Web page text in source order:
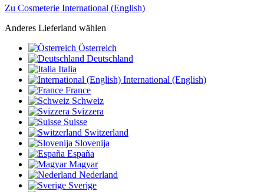
Zu Cosmeterie International (English)
Anderes Lieferland wählen
Österreich
Deutschland
Italia
International (English)
France
Schweiz
Svizzera
Suisse
Switzerland
Slovenija
España
Magyar
Nederland
Sverige